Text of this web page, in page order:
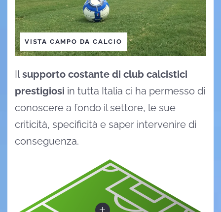
VISTA CAMPO DA CALCIO
Il supporto costante di club calcistici
prestigiosi in tutta Italia ci ha permesso di
conoscere a fondo il settore, le sue
criticità, specificità e saper intervenire di
conseguenza.